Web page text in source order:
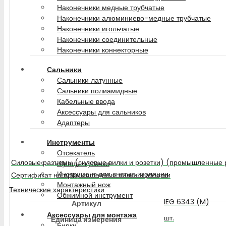
Наконечники медные трубчатые
Наконечники алюминиево-медные трубчатые
Наконечники игольчатые
Наконечники соединительные
Наконечники коннекторные
Сальники
Сальники латунные
Сальники полиамидные
Кабельные ввода
Аксессуары для сальников
Адаптеры
Инструменты
Отсекатель
Щипцы-кусачки
Инструмент для снятия изоляции
Монтажный нож
Обжимной инструмент
Аксессуары для монтажа
Силовые разъемы (силовые вилки и розетки) (промышленные
Сертификат на промышленные вилки и розетки
Технические характеристики
Артикул
IEG 6343 (M)
Единица измерения
шт.